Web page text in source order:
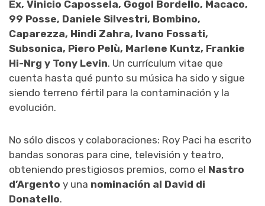
Ex, Vinicio Capossela, Gogol Bordello, Macaco,
99 Posse, Daniele Silvestri, Bombino,
Caparezza, Hindi Zahra, Ivano Fossati,
Subsonica, Piero Pelù, Marlene Kuntz, Frankie
Hi-Nrg y Tony Levin. Un currículum vitae que
cuenta hasta qué punto su música ha sido y sigue
siendo terreno fértil para la contaminación y la
evolución.
No sólo discos y colaboraciones: Roy Paci ha escrito
bandas sonoras para cine, televisión y teatro,
obteniendo prestigiosos premios, como el Nastro
d’Argento y una nominación al David di
Donatello.